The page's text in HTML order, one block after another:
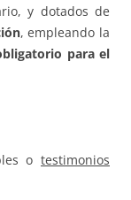
y dotados de
, empleando la
para el
o testimonios